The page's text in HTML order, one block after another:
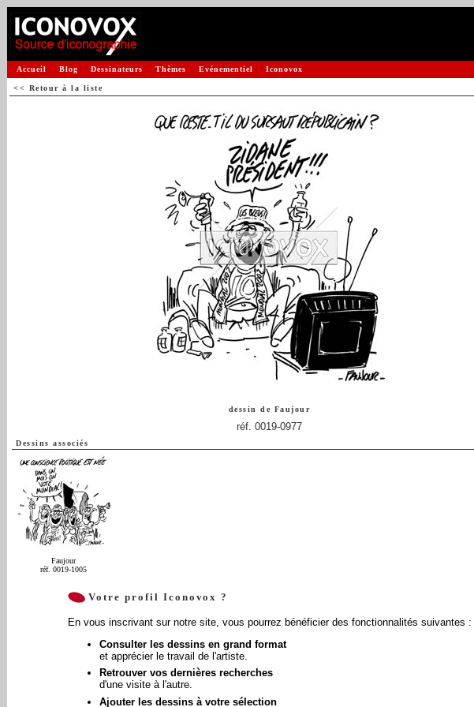
Accueil Blog Dessinateurs Thèmes Evénementiel Iconovox
<< Retour à la liste
dessin de Faujour
réf. 0019-0977
Dessins associés
Faujour
réf. 0019-1005
Votre profil Iconovox ?
En vous inscrivant sur notre site, vous pourrez bénéficier des fonctionnalités suivantes :
Consulter les dessins en grand format
et apprécier le travail de l'artiste.
Retrouver vos dernières recherches
d'une visite à l'autre.
Ajouter les dessins à votre sélection